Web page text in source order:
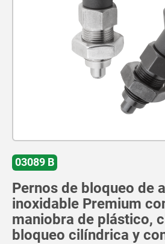
03089 B
Pernos de bloqueo de
inoxidable Premium
maniobra de plástico,
bloqueo cilíndrica y